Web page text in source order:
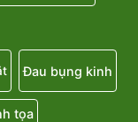
Đau bụng kinh
tọa